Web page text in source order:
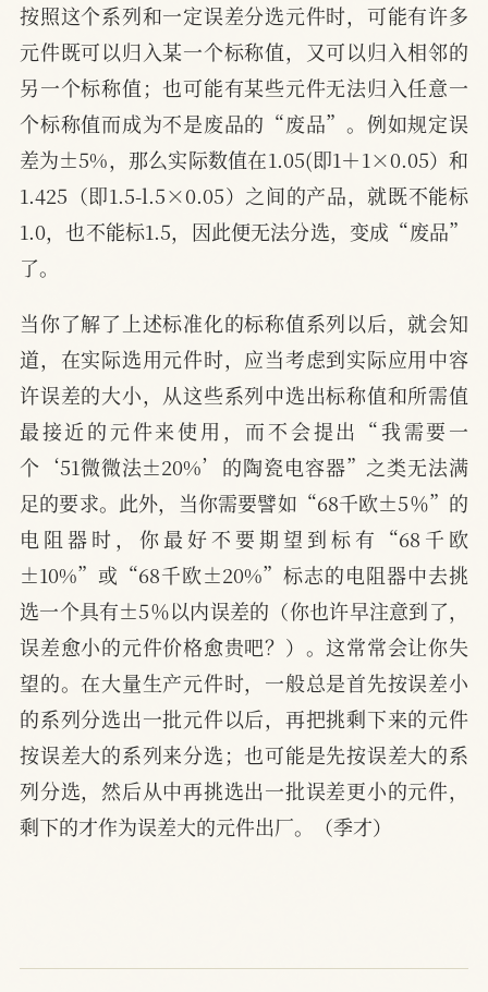
按照这个系列和一定误差分选元件时，可能有许多
元件既可以归入某一个标称值，又可以归入相邻的
另一个标称值；也可能有某些元件无法归入任意一
个标称值而成为不是废品的“废品”。例如规定误
差为±5%，那么实际数值在1.05(即1＋1×0.05）和
1.425（即1.5-l.5×0.05）之间的产品，就既不能标
1.0，也不能标1.5，因此便无法分选，变成“废品”
了。
当你了解了上述标准化的标称值系列以后，就会知
道，在实际选用元件时，应当考虑到实际应用中容
许误差的大小，从这些系列中选出标称值和所需值
最接近的元件来使用，而不会提出“我需要一
个‘51微微法±20%’的陶瓷电容器”之类无法满
足的要求。此外，当你需要譬如“68千欧±5％”的
电阻器时，你最好不要期望到标有“68千欧
±10%”或“68千欧±20%”标志的电阻器中去挑
选一个具有±5％以内误差的（你也许早注意到了，
误差愈小的元件价格愈贵吧？）。这常常会让你失
望的。在大量生产元件时，一般总是首先按误差小
的系列分选出一批元件以后，再把挑剩下来的元件
按误差大的系列来分选；也可能是先按误差大的系
列分选，然后从中再挑选出一批误差更小的元件，
剩下的才作为误差大的元件出厂。（季才）